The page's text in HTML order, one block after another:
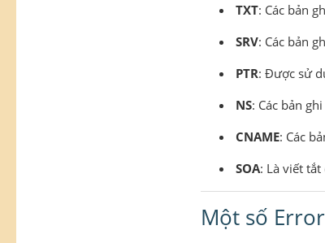
TXT: Các bản
SRV: Các bản
PTR: Được sử
NS: Các bản
CNAME: Các
SOA: Là viết tắt
Một số